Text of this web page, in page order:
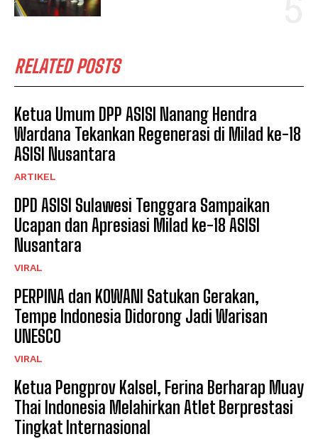
RELATED POSTS
Ketua Umum DPP ASISI Nanang Hendra
Wardana Tekankan Regenerasi di Milad ke-18
ASISI Nusantara
ARTIKEL
DPD ASISI Sulawesi Tenggara Sampaikan
Ucapan dan Apresiasi Milad ke-18 ASISI
Nusantara
VIRAL
PERPINA dan KOWANI Satukan Gerakan,
Tempe Indonesia Didorong Jadi Warisan
UNESCO
VIRAL
Ketua Pengprov Kalsel, Ferina Berharap Muay
Thai Indonesia Melahirkan Atlet Berprestasi
Tingkat Internasional